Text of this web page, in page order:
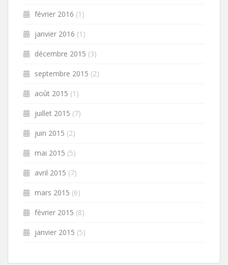
février 2016 (1)
janvier 2016 (1)
décembre 2015 (3)
septembre 2015 (2)
août 2015 (1)
juillet 2015 (7)
juin 2015 (2)
mai 2015 (5)
avril 2015 (7)
mars 2015 (6)
février 2015 (8)
janvier 2015 (5)